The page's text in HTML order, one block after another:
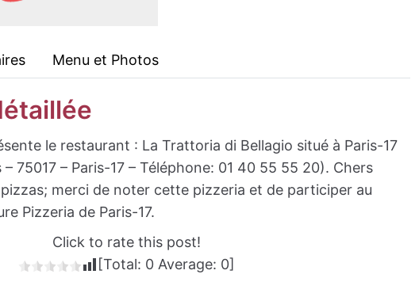
Menu et Photos
le restaurant : La Trattoria di Bellagio situé à Paris-17
– 75017 – Paris-17 – Téléphone: 01 40 55 55 20). Chers
merci de noter cette pizzeria et de participer au
Pizzeria de Paris-17.
Click to rate this post!
[Total: 0 Average: 0]